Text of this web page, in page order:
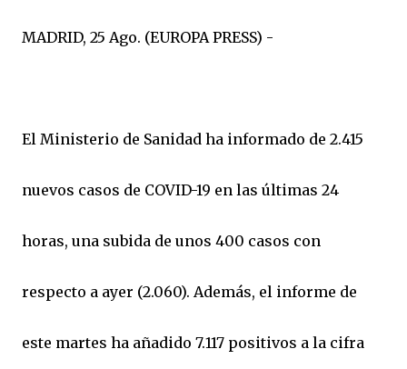
MADRID, 25 Ago. (EUROPA PRESS) -
El Ministerio de Sanidad ha informado de 2.415
nuevos casos de COVID-19 en las últimas 24
horas, una subida de unos 400 casos con
respecto a ayer (2.060). Además, el informe de
este martes ha añadido 7.117 positivos a la cifra